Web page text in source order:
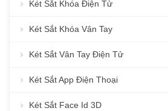
Két Sắt Khóa Điện Tử
Két Sắt Khóa Vân Tay
Két Sắt Vân Tay Điện Tử
Két Sắt App Điện Thoại
Két Sắt Face Id 3D